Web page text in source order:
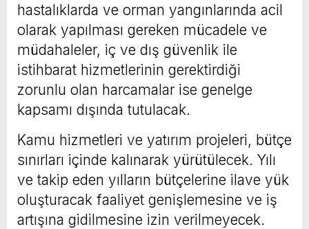
hastalıklarda ve orman yangınlarında acil
olarak yapılması gereken mücadele ve
müdahaleler, iç ve dış güvenlik ile
istihbarat hizmetlerinin gerektirdiği
zorunlu olan harcamalar ise genelge
kapsamı dışında tutulacak.
Kamu hizmetleri ve yatırım projeleri, bütçe
sınırları içinde kalınarak yürütülecek. Yılı
ve takip eden yılların bütçelerine ilave yük
oluşturacak faaliyet genişlemesine ve iş
artışına gidilmesine izin verilmeyecek.